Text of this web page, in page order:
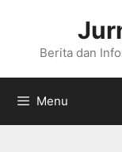
Berita dan
Menu